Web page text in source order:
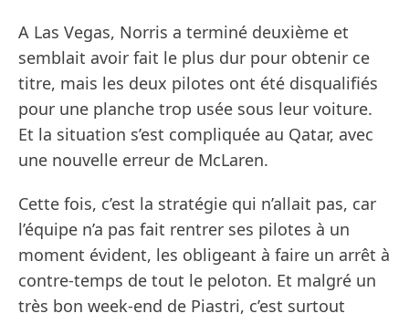
A Las Vegas, Norris a terminé deuxième et
semblait avoir fait le plus dur pour obtenir ce
titre, mais les deux pilotes ont été disqualifiés
pour une planche trop usée sous leur voiture.
Et la situation s’est compliquée au Qatar, avec
une nouvelle erreur de McLaren.
Cette fois, c’est la stratégie qui n’allait pas, car
l’équipe n’a pas fait rentrer ses pilotes à un
moment évident, les obligeant à faire un arrêt à
contre-temps de tout le peloton. Et malgré un
très bon week-end de Piastri, c’est surtout